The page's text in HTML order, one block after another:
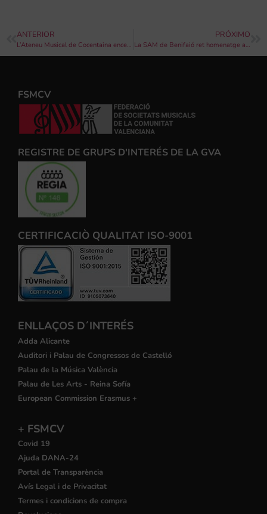
ANTERIOR
L’Ateneu Musical de Cocentaina enceta les festes amb el 32é Concert de Música Festera
PRÓXIMO
La SAM de Benifaió ret homenatge a Nino Bravo en les festes patronals
FSMCV
REGISTRE DE GRUPS D'INTERÉS DE LA GVA
CERTIFICACIÒ QUALITAT ISO-9001
ENLLAÇOS D´INTERÉS
Adda Alicante
Auditori i Palau de Congressos de Castelló
Palau de la Música València
Palau de Les Arts - Reina Sofía
European Commission Erasmus +
+ FSMCV
Covid 19
Ajuda DANA-24
Portal de Transparència
Avís Legal i de Privacitat
Termes i condicions de compra